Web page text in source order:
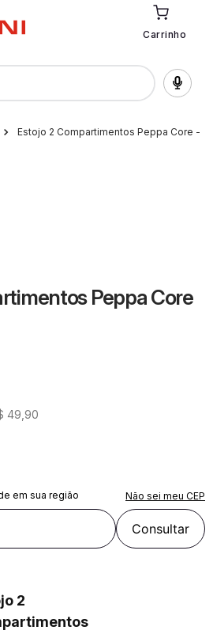
Carrinho
Estojo 2 Compartimentos Peppa Core -
Peppa Core
49 90
em sua região Não sei meu CEP
Consultar
2